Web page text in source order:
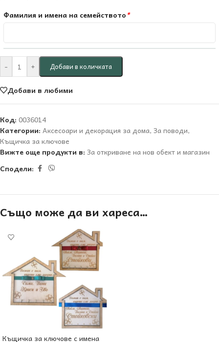
Фамилия и имена на семейството*
- + Добави в количката
Добави в любими
Код: 0036014
Категории: Аксесоари и декорация за дома, За поводи,
Къщичка за ключове
Вижте още продукти в: За откриване на нов обект и магазин
Сподели:
Също може да ви хареса…
Къщичка за ключове с имена